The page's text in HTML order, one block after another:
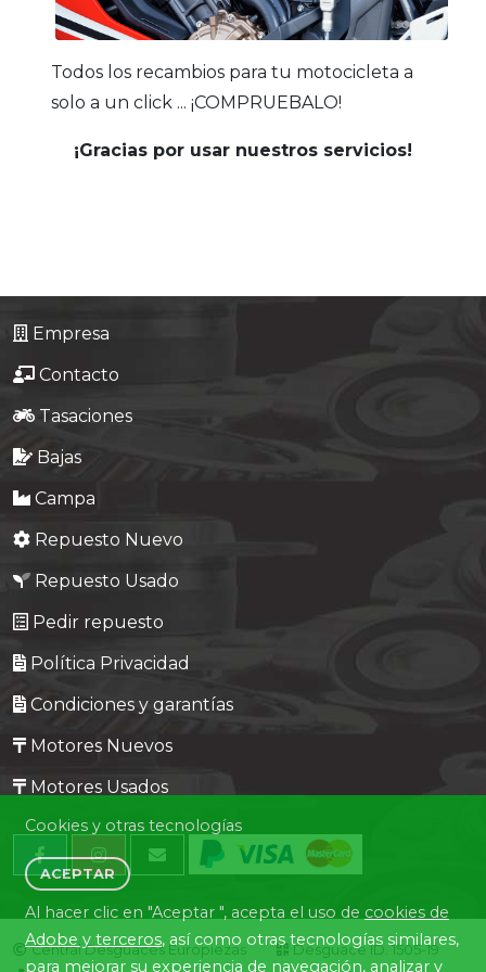
Todos los recambios para tu motocicleta a
solo a un click ... ¡COMPRUEBALO!
¡Gracias por usar nuestros servicios!
Empresa
Contacto
Tasaciones
Bajas
Campa
Repuesto Nuevo
Repuesto Usado
Pedir repuesto
Política Privacidad
Condiciones y garantías
Motores Nuevos
Motores Usados
Central Desguaces Europiezas
Desguace ID. 1505-19
Cookies y otras tecnologías
ACEPTAR
Al hacer clic en "Aceptar ", acepta el uso de cookies de
Adobe y terceros, así como otras tecnologías similares,
para mejorar su experiencia de navegación, analizar y